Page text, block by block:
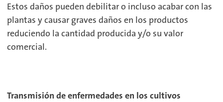
Estos daños pueden debilitar o incluso acabar con las
plantas y causar graves daños en los productos
reduciendo la cantidad producida y/o su valor
comercial.
Transmisión de enfermedades en los cultivos